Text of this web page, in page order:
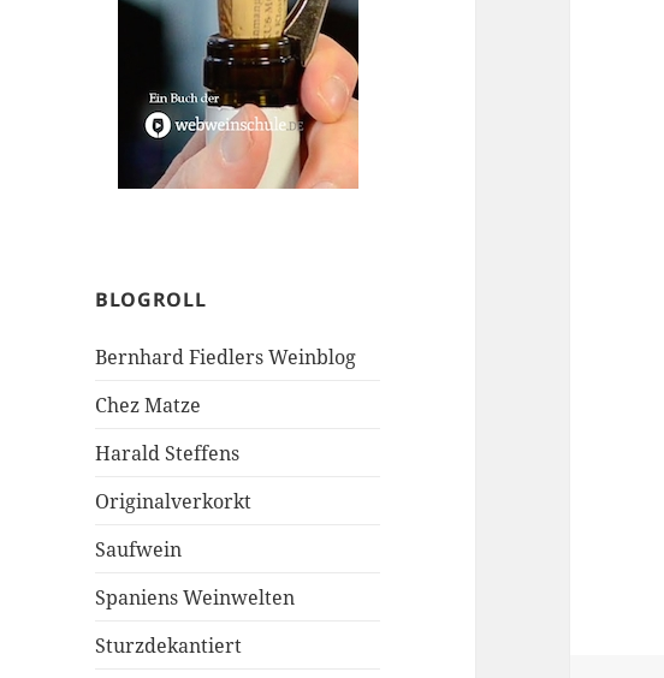
BLOGROLL
Bernhard Fiedlers Weinblog
Chez Matze
Harald Steffens
Originalverkorkt
Saufwein
Spaniens Weinwelten
Sturzdekantiert